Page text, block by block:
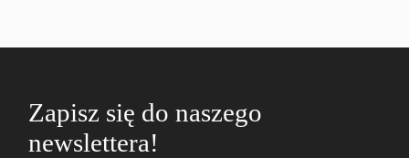
Zapisz się do naszego
newslettera!